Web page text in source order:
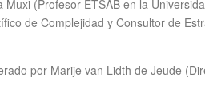
(Profesor ETSAB en la
de Complejidad y Consultor de
por Marije van Lidth de Jeude